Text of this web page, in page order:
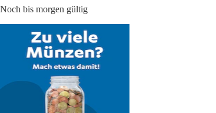
Noch bis morgen gültig